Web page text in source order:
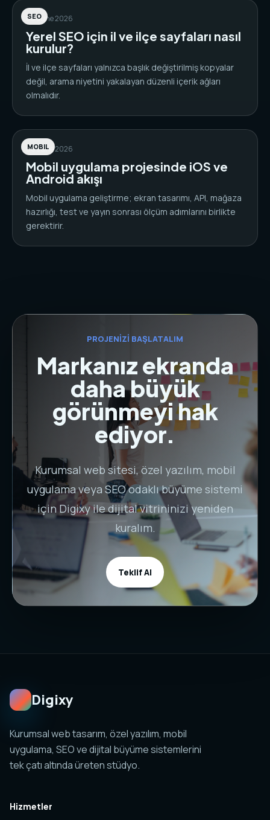
SEO
06 June 2026
Yerel SEO için il ve ilçe sayfaları nasıl
kurulur?
İl ve ilçe sayfaları yalnızca başlık değiştirilmiş kopyalar
değil, arama niyetini yakalayan düzenli içerik ağları
olmalıdır.
MOBIL
06 June 2026
Mobil uygulama projesinde iOS ve
Android akışı
Mobil uygulama geliştirme; ekran tasarımı, API, mağaza
hazırlığı, test ve yayın sonrası ölçüm adımlarını birlikte
gerektirir.
PROJENIZI BAŞLATALIM
Markanız ekranda
daha büyük
görünmeyi hak
ediyor.
Kurumsal web sitesi, özel yazılım, mobil
uygulama veya SEO odaklı büyüme sistemi
için Digixy ile dijital vitrininizi yeniden
kuralım.
Teklif Al
Digixy
Kurumsal web tasarım, özel yazılım, mobil
uygulama, SEO ve dijital büyüme sistemlerini
tek çatı altında üreten stüdyo.
Hizmetler